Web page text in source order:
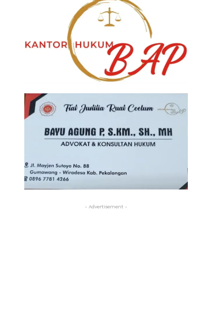
- Advertisement -